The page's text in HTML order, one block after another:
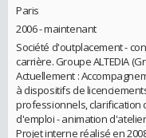
Paris
2006 - maintenant
Société d'outplacement -
carrière. Groupe ALTEDIA
Actuellement :
à dispositifs de
professionnels, clarification
d'emploi - animation
Projet interne réalisé en